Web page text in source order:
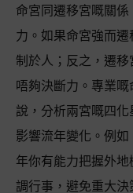
命宮同遷移宮嘅關
力。如果命宮強而
制於人；反之，遷
唔夠決斷力。專業
說，分析兩宮嘅四
影響流年變化。例
年你有能力把握外
調行事，避免重大決